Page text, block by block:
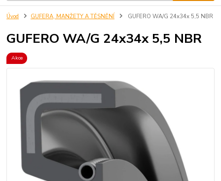
Úvod GUFERA, MANŽETY A TĚSNĚNÍ GUFERO WA/G 24x34x 5,5 NBR
GUFERO WA/G 24x34x 5,5 NBR
Akce